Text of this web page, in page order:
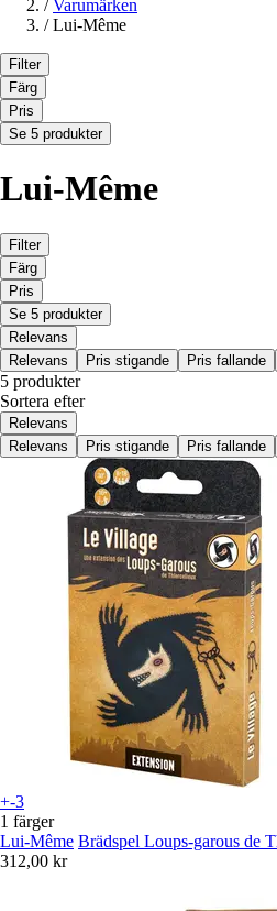
/ Varumärken
/ Lui-Même
Filter
Färg
Pris
Se 5 produkter
Lui-Même
Filter
Färg
Pris
Se 5 produkter
Relevans
Relevans
Pris stigande Pris fallande
5 produkter
Sortera efter
Relevans
Relevans
Pris stigande Pris fallande
+-3
1 färger
Lui-Même Brädspel Loups-garous de
312,00 kr